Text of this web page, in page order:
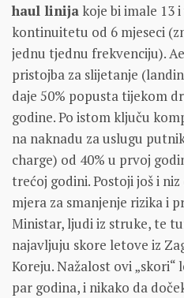
haul linijakoje bi imale 13
kontinuitetu od 6 mjeseci
jednu tjednu frekvenciju).
pristojba za slijetanje
daje 50% popusta tijekom
godine. Po istom ključu
na naknadu za uslugu
charge) od 40% u prvoj
trećoj godini. Postoji još i
mjera za smanjenje rizika i
Ministar, ljudi iz struke, te
najavljuju skore letove iz
Koreju. Nažalost ovi „skori“
par godina, i nikako da